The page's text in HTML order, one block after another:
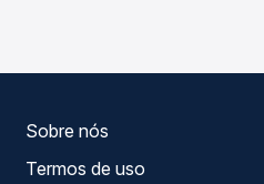
Sobre nós
Termos de uso